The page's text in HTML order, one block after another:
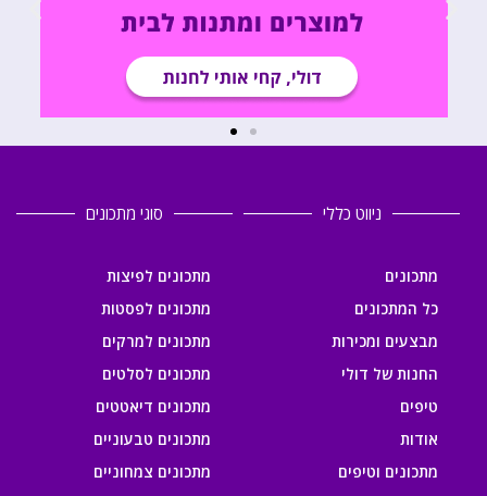
ניווט כללי
מתכונים
כל המתכונים
מבצעים ומכירות
החנות של דולי
טיפים
אודות
מתכונים וטיפים
סוגי מתכונים
מתכונים לפיצות
מתכונים לפסטות
מתכונים למרקים
מתכונים לסלטים
מתכונים דיאטטים
מתכונים טבעוניים
מתכונים צמחוניים